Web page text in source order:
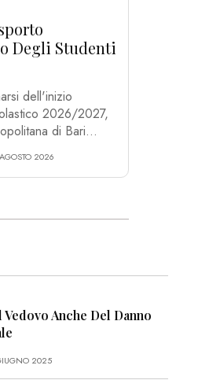
Degli Studenti
dell'inizio
2026/2027,
di Bari...
2026
Anche Del Danno
2025